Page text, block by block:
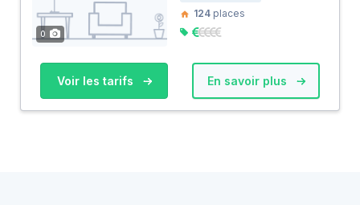
0
124 places
Voir les tarifs En savoir plus